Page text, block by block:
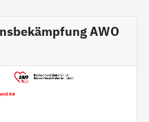
AWO